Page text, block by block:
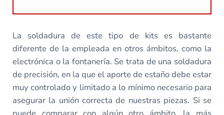
La soldadura de este tipo de kits es bastante
diferente de la empleada en otros ámbitos, como la
electrónica o la fontanería. Se trata de una soldadura
de precisión, en la que el aporte de estaño debe estar
muy controlado y limitado a lo mínimo necesario para
asegurar la unión correcta de nuestras piezas. Si se